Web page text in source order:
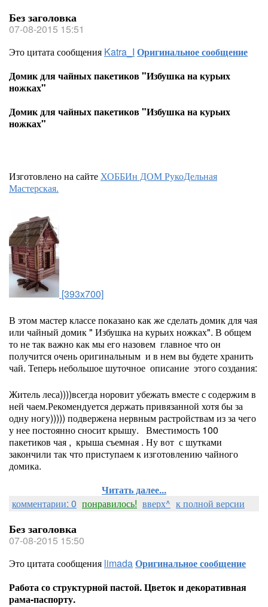
Без заголовка
07-08-2015 15:51
Это цитата сообщения Katra_I Оригинальное сообщение
Домик для чайных пакетиков "Избушка на курьих
ножках"
Домик для чайных пакетиков "Избушка на курьих
ножках"
Изготовлено на сайтеХОББИн ДОМ РукоДельная
Мастерская.
[393x700]
В этом мастер классе показано как же сделать домик для чая
или чайный домик " Избушка на курьих ножках". В общем
то не так важно как мы его назовем главное что он
получится очень оригинальным и в нем вы будете хранить
чай. Теперь небольшое шуточное описание этого создания:
Житель леса))))всегда норовит убежать вместе с содержим в
ней чаем.Рекомендуется держать привязанной хотя бы за
одну ногу))))) подвержена нервным растройствам из за чего
у нее постоянно сносит крышу. Вместимость 100
пакетиков чая , крыша съемная . Ну вот с шутками
закончили так что приступаем к изготовлению чайного
домика.
Читать далее...
комментарии: 0 понравилось! вверх^ к полной версии
Без заголовка
07-08-2015 15:50
Это цитата сообщения limadaОригинальное сообщение
Работа со структурной пастой. Цветок и декоративная
рама-паспорту.